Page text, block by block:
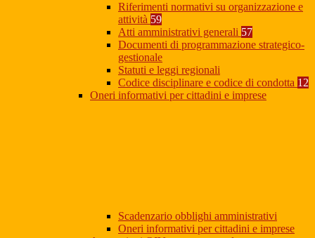
Riferimenti normativi su organizzazione e
attività 59
Atti amministrativi generali 57
Documenti di programmazione strategico-
gestionale
Statuti e leggi regionali
Codice disciplinare e codice di condotta 12
Oneri informativi per cittadini e imprese
Scadenzario obblighi amministrativi
Oneri informativi per cittadini e imprese